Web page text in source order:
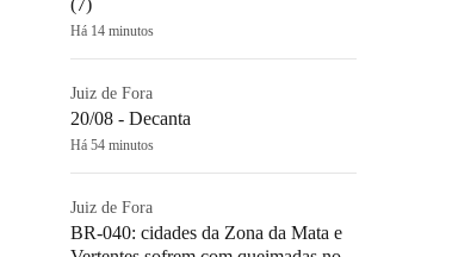
(7)
Há 14 minutos
Juiz de Fora
20/08 - Decanta
Há 54 minutos
Juiz de Fora
BR-040: cidades da Zona da Mata e